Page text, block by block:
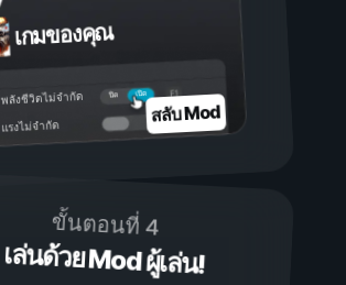
เกมของคุณ
เปิด
ปิด
พลังชีวิตไม่จำกัด
แรงไม่จำกัด สลับ Mod
ขั้นตอนที่ 4
เล่นด้วย Mod ผู้เล่น!